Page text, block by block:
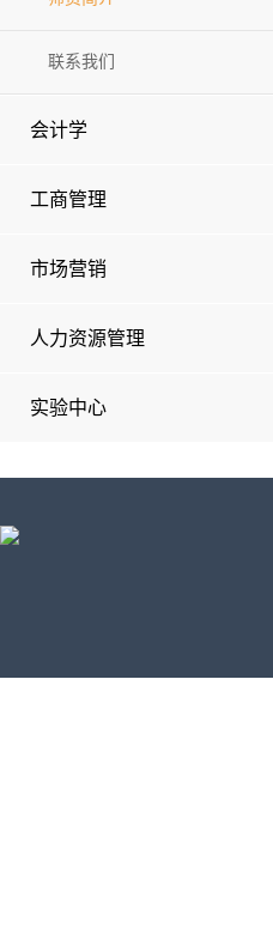
联系我们
会计学
工商管理
市场营销
人力资源管理
实验中心